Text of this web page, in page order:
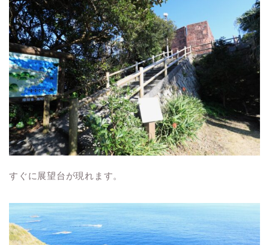
すぐに展望台が現れます。